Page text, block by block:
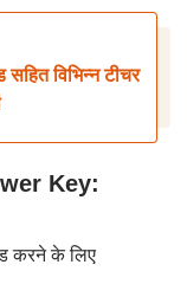
सहित विभिन्न टीचर
Key:
करने के लिए